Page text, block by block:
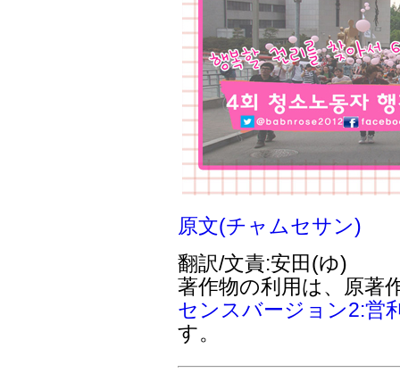
原文(チャムセサン)
翻訳/文責:安田(ゆ)
著作物の利用は、原著
センスバージョン2:営
す。